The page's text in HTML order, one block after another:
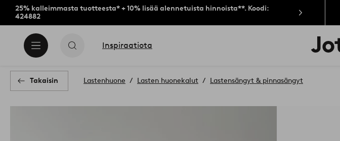
25% kalleimmasta tuotteesta* + 10% lisää alennetuista hinnoista**. Koodi:
424882
Inspiraatiota
Jotex-
logo
Takaisin Lastenhuone Lasten huonekalut Lastensängyt & pinnasängyt